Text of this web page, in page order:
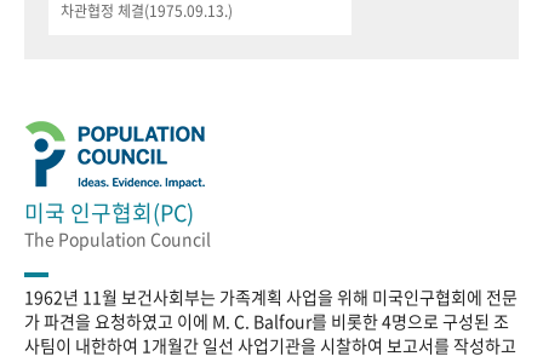
차관협정 체결(1975.09.13.)
미국 인구협회(PC)
The Population Council
1962년 11월 보건사회부는 가족계획 사업을 위해 미국인구협회에 전문
가 파견을 요청하였고 이에 M. C. Balfour를 비롯한 4명으로 구성된 조
사팀이 내한하여 1개월간 일선 사업기관을 시찰하여 보고서를 작성하고